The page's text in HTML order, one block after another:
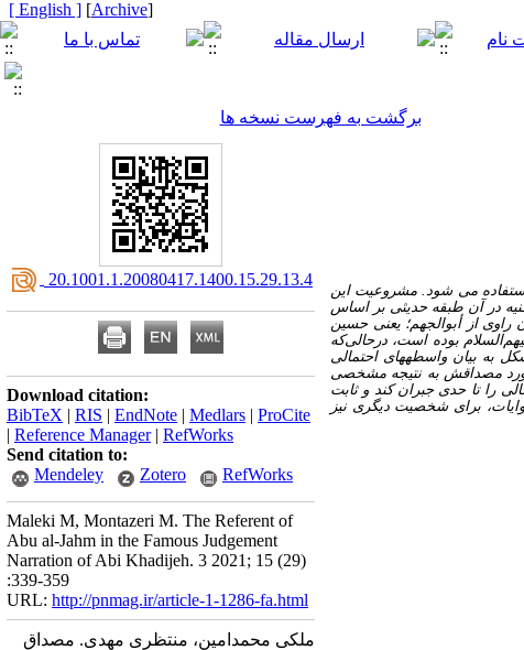
[
Archive
]
[ English ]
برگشت به فهرست نسخه ها
می شود. مشروعیت این
در آن طبقه حدیثی بر اساس
راوی از أبوالجهم؛ یعنی حسین
بوده است، درحالی‌که
به بیان واسطه­های احتمالی
مورد مصداقش به نتیجه مشخصی‌
را تا حدی جبران کند و ثابت
برای شخصیت دیگری نیز
‎ 20.1001.1.20080417.1400.15.29.13.4
Download citation:
BibTeX | RIS | EndNote | Medlars | ProCite
| Reference Manager| RefWorks
Send citation to:
Mendeley
Zotero RefWorks
Maleki M, Montazeri M. The Referent of
Abu al-Jahm in the Famous Judgement
Narration of Abi Khadijeh. 3 2021; 15 (29)
:339-359
URL: http://pnmag.ir/article-1-1286-fa.html
ملکی محمدامین، منتظری مهدی. مصداق